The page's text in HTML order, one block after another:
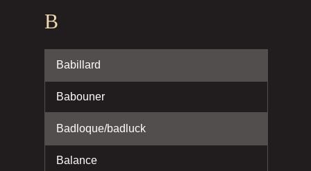
B
Babillard
Babouner
Badloque/badluck
Balance